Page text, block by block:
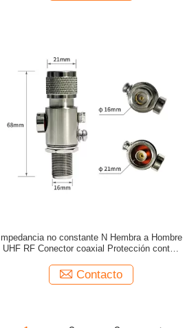
Impedancia no constante N Hembra a Hombre
UHF RF Conector coaxial Protección contra
Contacto